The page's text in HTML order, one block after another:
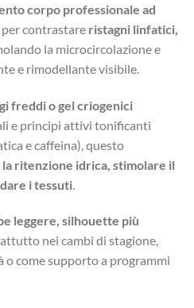
corpo professionale ad
contrastare ristagni linfatici,
la microcircolazione e
e rimodellante visibile.
freddi o gel criogenici
e principi attivi tonificanti
e caffeina), questo
ritenzione idrica, stimolare il
i tessuti
leggere, silhouette più
nei cambi di stagione,
come supporto a programmi